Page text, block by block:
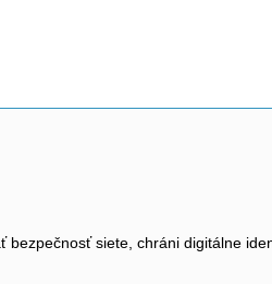
siete, chráni digitálne